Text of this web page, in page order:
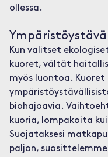
ollessa.
Kun valitset
kuoret, vältät
myös luontoa.
biohajoavia.
kuoria, lompakoita
Suojataksesi
paljon, suosittelemme